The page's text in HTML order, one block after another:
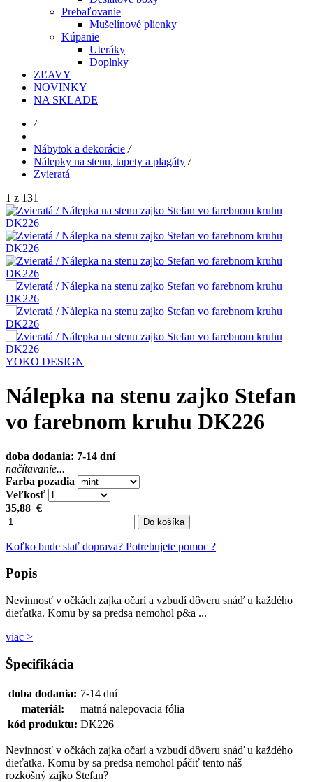
Prebaľovanie
Mušelínové plienky
Kúpanie
Uteráky
Doplnky
ZĽAVY
NOVINKY
NA SKLADE
/
Nábytok a dekorácie /
Nálepky na stenu, tapety a plagáty /
Zvieratá
1 z 131
YOKO DESIGN
Nálepka na stenu zajko Stefan
vo farebnom kruhu DK226
doba dodania: 7-14 dní
načítavanie...
Farba pozadia
Veľkosť
35,88 €
Do košíka
Koľko bude stať doprava? Potrebujete pomoc ?
Popis
Nevinnosť v očkách zajka očarí a vzbudí dôveru snáď u každého
dieťatka. Komu by sa predsa nemohol p&a ...
viac >
Špecifikácia
doba dodania: 7-14 dní
materiál:
matná nalepovacia fólia
kód produktu: DK226
Nevinnosť v očkách zajka očarí a vzbudí dôveru snáď u každého
dieťatka. Komu by sa predsa nemohol páčiť tento náš
rozkošný zajko Stefan?